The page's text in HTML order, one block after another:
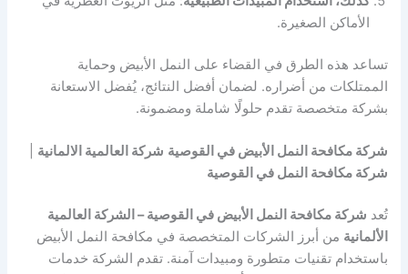
الأماكن الصغيرة.
تساعد هذه الطرق في القضاء على النمل الأبيض وحماية
الممتلكات من أضراره. لضمان أفضل النتائج، يُفضل الاستعانة
بشركة متخصصة تقدم حلولًا شاملة ومضمونة.
شركة مكافحة النمل الأبيض في القوصية شركة العالمية الالمانية
شركة مكافحة النمل في القوصية
تُعد شركة مكافحة النمل الأبيض في القوصية – الشركة العالمية
الألمانية من أبرز الشركات المتخصصة في مكافحة النمل الأبيض
باستخدام تقنيات متطورة ومبيدات آمنة. تقدم الشركة خدمات